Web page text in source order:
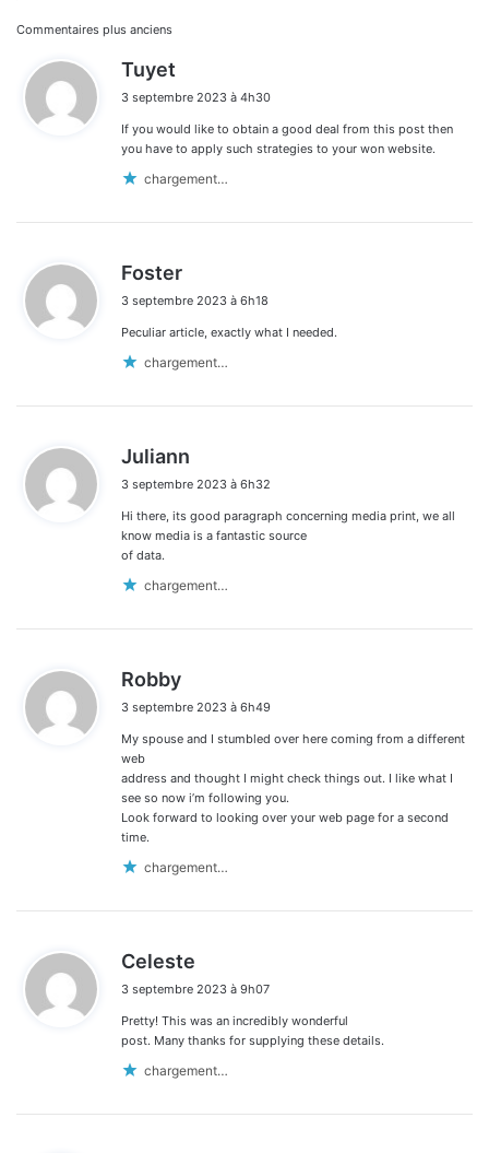
Navigation
dans
les
commentaires
Commentaires plus anciens
Tuyet
t
:
3 septembre 2023 à 4h30
If you would like to obtain a good deal from this post then
you have to apply such strategies to your won website.
chargement…
Foster
t
3 septembre 2023 à 6h18
Peculiar article, exactly what I needed.
chargement…
Juliann
t
3 septembre 2023 à 6h32
Hi there, its good paragraph concerning media print, we all
know media is a fantastic source
of data.
chargement…
Robby
t
3 septembre 2023 à 6h49
My spouse and I stumbled over here coming from a different
web
address and thought I might check things out. I like what I
see so now i’m following you.
Look forward to looking over your web page for a second
time.
chargement…
Celeste
t
:
3 septembre 2023 à 9h07
Pretty! This was an incredibly wonderful
post. Many thanks for supplying these details.
chargement…